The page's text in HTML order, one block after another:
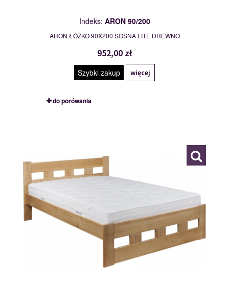
Indeks: ARON 90/200
ARON ŁÓŻKO 90X200 SOSNA LITE DREWNO
952,00 zł
Szybki zakup więcej
do porówania